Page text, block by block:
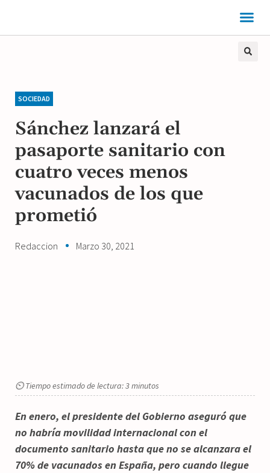
SOCIEDAD
Sánchez lanzará el
pasaporte sanitario con
cuatro veces menos
vacunados de los que
prometió
Redaccion Marzo 30, 2021
⏲ Tiempo estimado de lectura: 3 minutos
En enero, el presidente del Gobierno aseguró que
no habría movilidad internacional con el
documento sanitario hasta que no se alcanzara el
70% de vacunados en España, pero cuando llegue